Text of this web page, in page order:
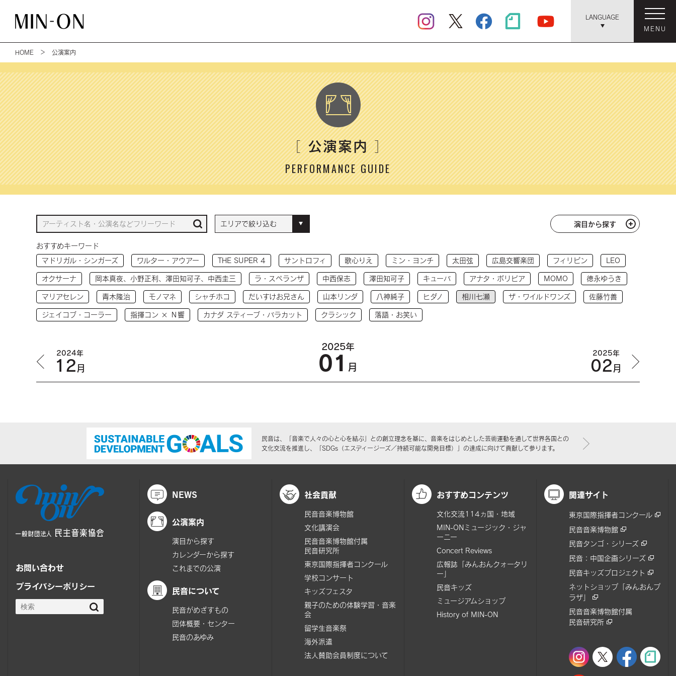
LANGUAGE
MENU
HOME ＞ 公演案内
［公演案内］
PERFORMANCE GUIDE
演目から探す
おすすめキーワード
マドリガル・シンガーズ
ワルター・アウアー THE SUPER 4 サントロフィ 歌心りえ ミン・ヨンチ 太田弦 広島交響楽団 フィリピン LEO
オクサーナ 岡本真夜、小野正利、澤田知可子、中西圭三 ラ・スペランザ 中西保志 澤田知可子 キューバ アナタ・ボリビア MOMO 徳永ゆうき
マリアセレン 青木隆治 モノマネ シャチホコ だいすけお兄さん 山本リンダ 八神純子 ヒダノ 相川七瀬 ザ・ワイルドワンズ 佐藤竹善
ジェイコブ・コーラー 指揮コン × Ｎ響 カナダ スティーブ・バラカット クラシック 落語・お笑い
2024年
12月
2025年
01 月
2025年
02月
民音は、「音楽で人々の心と心を結ぶ」との創立理念を基に、音楽をはじめとした芸術運動を通して世界各国との
文化交流を推進し、「SDGs（エスディージーズ／持続可能な開発目標）」の達成に向けて貢献して参ります。
お問い合わせ
プライバシーポリシー
NEWS
公演案内
演目から探す
カレンダーから探す
これまでの公演
民音について
民音がめざすもの
団体概要・センター
民音のあゆみ
社会貢献
民音音楽博物館
文化講演会
民音音楽博物館付属
民音研究所
東京国際指揮者コンクール
学校コンサート
キッズフェスタ
親子のための体験学習・音楽
会
留学生音楽祭
海外派遣
法人賛助会員制度について
おすすめコンテンツ
文化交流114ヵ国・地域
MIN-ONミュージック・ジャ
ーニー
Concert Reviews
広報誌「みんおんクォータリ
ー」
民音キッズ
ミュージアムショップ
History of MIN-ON
関連サイト
東京国際指揮者コンクール
民音音楽博物館
民音タンゴ・シリーズ
民音：中国企画シリーズ
民音キッズプロジェクト
ネットショップ「みんおんプ
ラザ」
民音音楽博物館付属
民音研究所